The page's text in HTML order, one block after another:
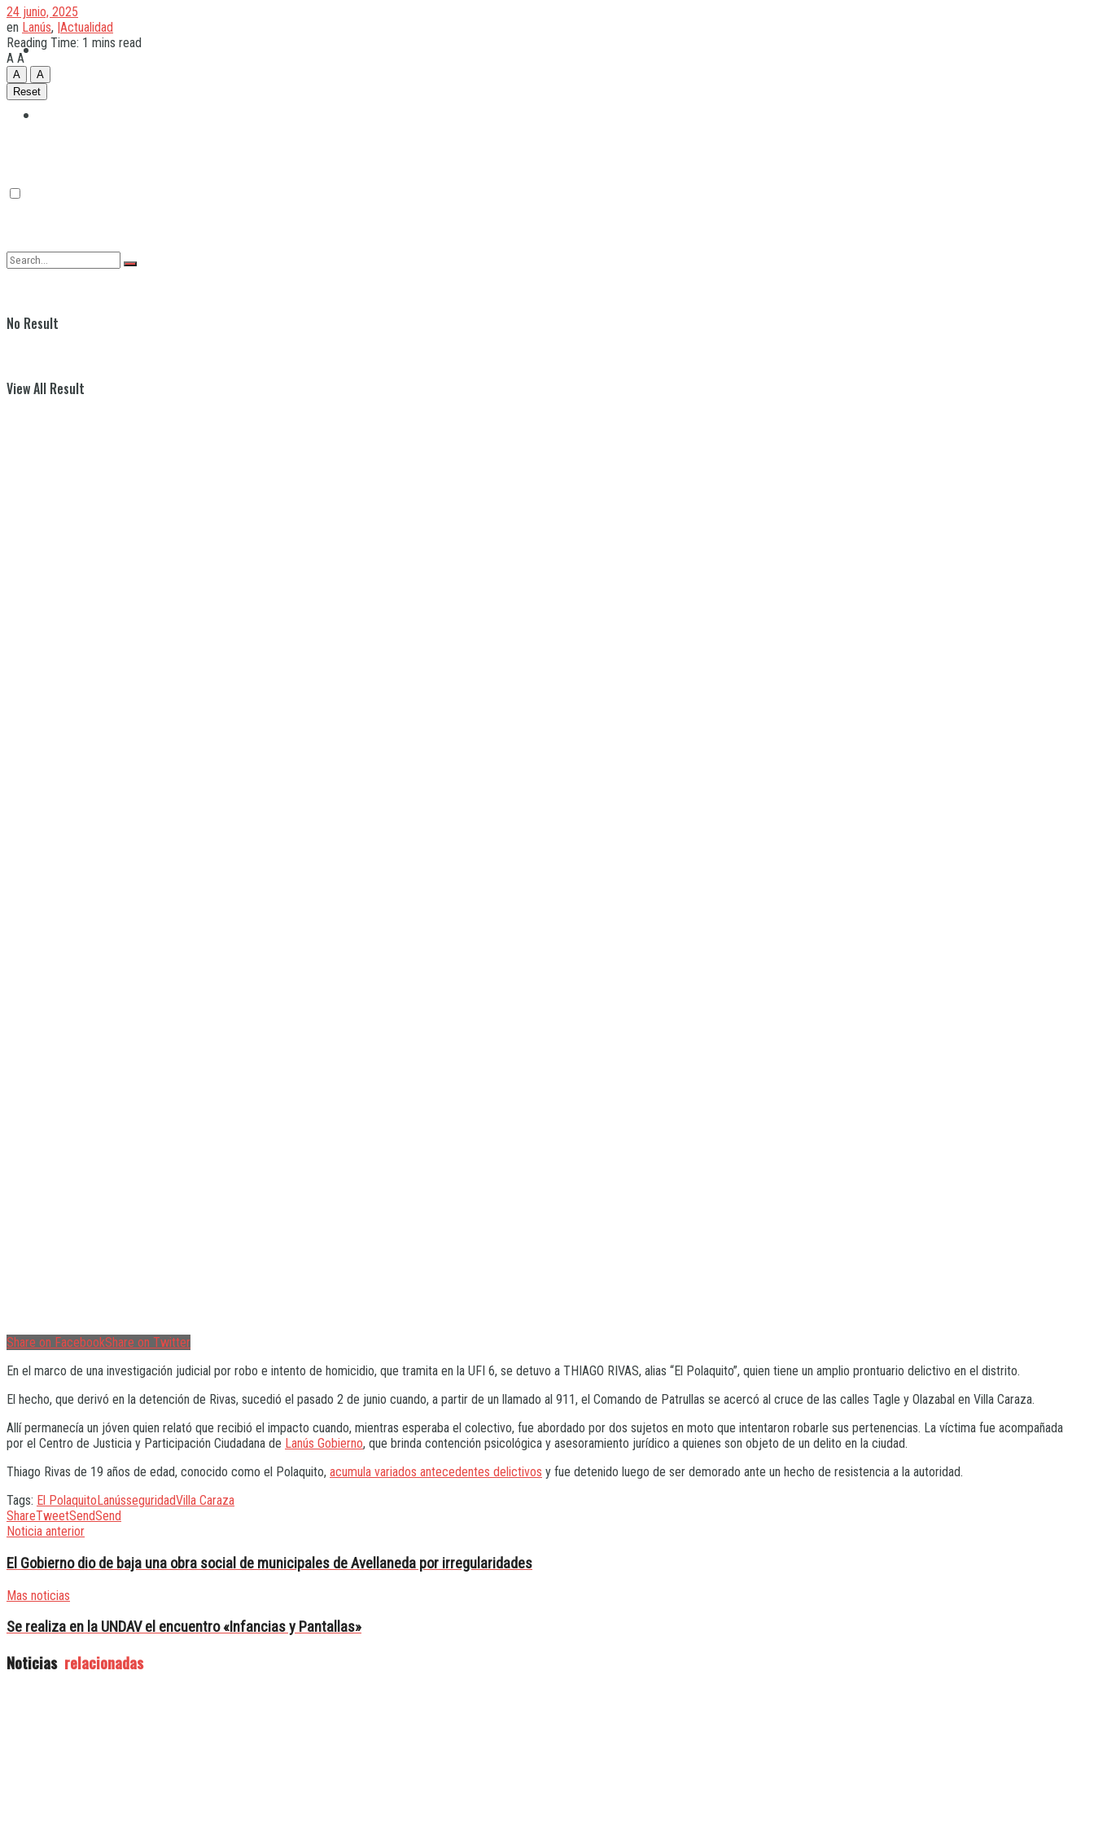
Quilmes
No Result
View All Result
24 junio, 2025
en Lanús, |Actualidad
Reading Time: 1 mins read
A A
A
A
Reset
Share on FacebookShare on Twitter
En el marco de una investigación judicial por robo e intento de homicidio, que tramita en la UFI 6, se detuvo a THIAGO RIVAS, alias “El Polaquito”, quien tiene un amplio prontuario delictivo en el distrito.
El hecho, que derivó en la detención de Rivas, sucedió el pasado 2 de junio cuando, a partir de un llamado al 911, el Comando de Patrullas se acercó al cruce de las calles Tagle y Olazabal en Villa Caraza.
Allí permanecía un jóven quien relató que recibió el impacto cuando, mientras esperaba el colectivo, fue abordado por dos sujetos en moto que intentaron robarle sus pertenencias. La víctima fue acompañada
por el Centro de Justicia y Participación Ciudadana de Lanús Gobierno, que brinda contención psicológica y asesoramiento jurídico a quienes son objeto de un delito en la ciudad.
Thiago Rivas de 19 años de edad, conocido como el Polaquito, acumula variados antecedentes delictivos y fue detenido luego de ser demorado ante un hecho de resistencia a la autoridad.
Tags: El Polaquito LanússeguridadVilla Caraza
ShareTweetSendSend
Noticia anterior
El Gobierno dio de baja una obra social de municipales de Avellaneda por irregularidades
Mas noticias
Se realiza en la UNDAV el encuentro «Infancias y Pantallas»
Noticias relacionadas